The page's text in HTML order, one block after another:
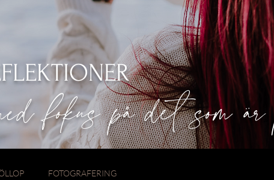
fokus på det som
FOTOGRAFERING